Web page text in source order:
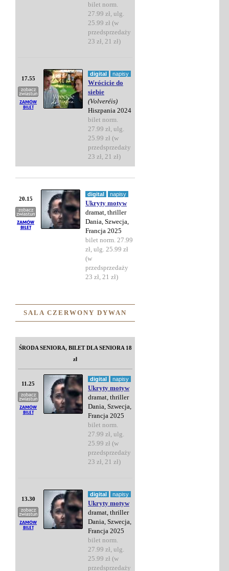
bilet norm.
27.99 zł, ulg.
25.99 zł (w
przedsprzedaży
23 zł, 21 zł)
17.55
digital napisy
Wrócicie do
siebie
(Volveréis)
Hiszpania 2024
bilet norm.
27.99 zł, ulg.
25.99 zł (w
przedsprzedaży
23 zł, 21 zł)
20.15
digital napisy
Ukryty motyw
dramat, thriller
Dania, Szwecja,
Francja 2025
bilet norm. 27.99
zł, ulg. 25.99 zł
(w
przedsprzedaży
23 zł, 21 zł)
SALA CZERWONY DYWAN
ŚRODA SENIORA, BILET DLA SENIORA 18
zł
11.25
digital napisy
Ukryty motyw
dramat, thriller
Dania, Szwecja,
Francja 2025
bilet norm.
27.99 zł, ulg.
25.99 zł (w
przedsprzedaży
23 zł, 21 zł)
13.30
digital napisy
Ukryty motyw
dramat, thriller
Dania, Szwecja,
Francja 2025
bilet norm.
27.99 zł, ulg.
25.99 zł (w
przedsprzedaży